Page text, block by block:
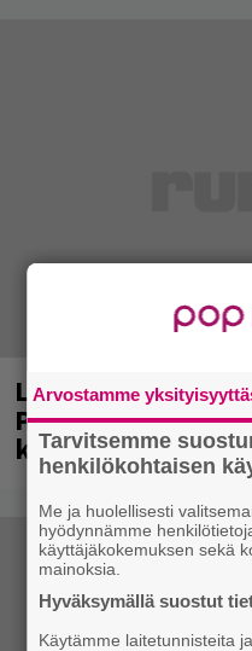
Laittomasta
Paavo Arhinmäki
kädessä – näitä
Arvostamme
Tarvitsemme
henkilökohtaisen
Me ja huolellisesti
hyödynnämme
käyttäjäkokemuksen sekä
mainoksia.
Hyväksymällä suostut
Käytämme laitetunnisteita